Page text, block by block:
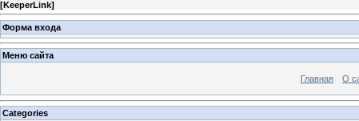
[KeeperLink]
Форма входа
Меню сайта
Главная О
Categories